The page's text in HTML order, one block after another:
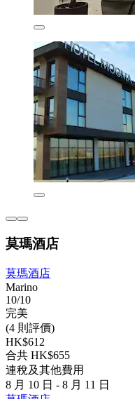
莫瑪酒店
莫瑪酒店
Marino
10/10
完美
(4 則評價)
HK$612
合共 HK$655
連稅及其他費用
8 月 10 日 - 8 月 11 日